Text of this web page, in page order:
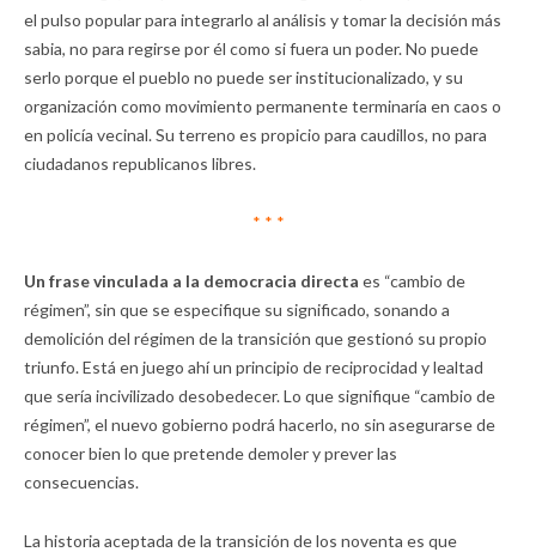
el pulso popular para integrarlo al análisis y tomar la decisión más
sabia, no para regirse por él como si fuera un poder. No puede
serlo porque el pueblo no puede ser institucionalizado, y su
organización como movimiento permanente terminaría en caos o
en policía vecinal. Su terreno es propicio para caudillos, no para
ciudadanos republicanos libres.
* * *
Un frase vinculada a la democracia directa es “cambio de
régimen”, sin que se especifique su significado, sonando a
demolición del régimen de la transición que gestionó su propio
triunfo. Está en juego ahí un principio de reciprocidad y lealtad
que sería incivilizado desobedecer. Lo que signifique “cambio de
régimen”, el nuevo gobierno podrá hacerlo, no sin asegurarse de
conocer bien lo que pretende demoler y prever las
consecuencias.
La historia aceptada de la transición de los noventa es que